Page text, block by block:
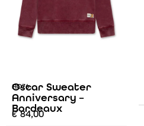
AO76
Oscar Sweater
Anniversary –
Bordeaux
€84,00